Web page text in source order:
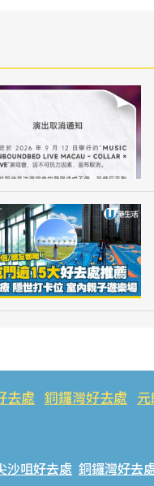
去處 銅鑼灣好去處
沙咀好去處 銅鑼灣好去